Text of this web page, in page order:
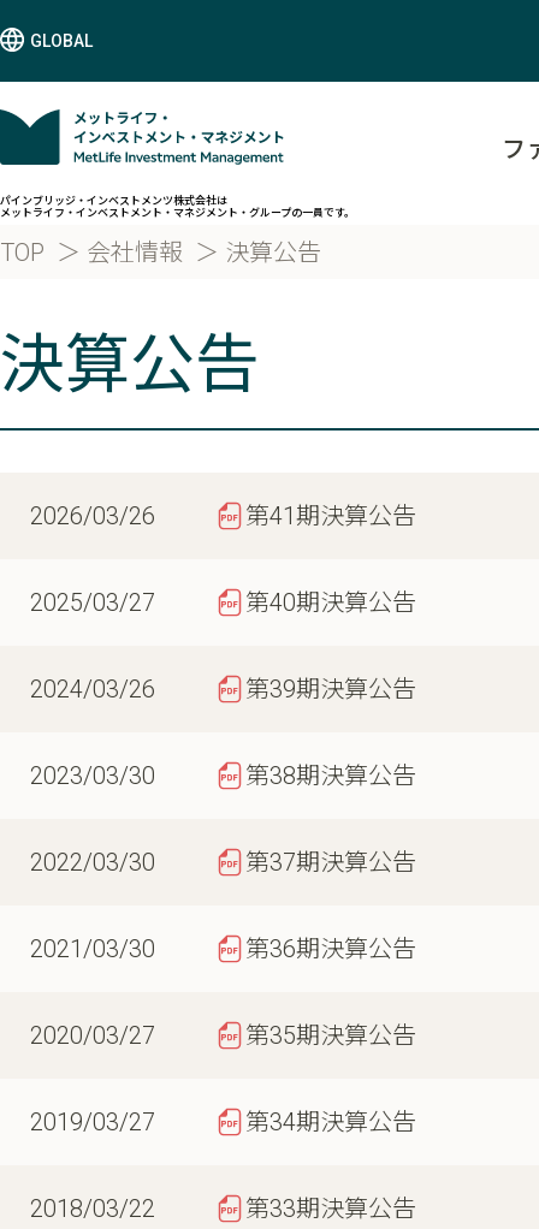
GLOBAL
パインブリッジ・インベストメンツ株式会社は
メットライフ・インベストメント・マネジメント・グループの一員です。
フ
TOP 会社情報 決算公告
決算公告
2026/03/26 第41期決算公告
2025/03/27 第40期決算公告
2024/03/26 第39期決算公告
2023/03/30 第38期決算公告
2022/03/30 第37期決算公告
2021/03/30 第36期決算公告
2020/03/27 第35期決算公告
2019/03/27 第34期決算公告
2018/03/22 第33期決算公告